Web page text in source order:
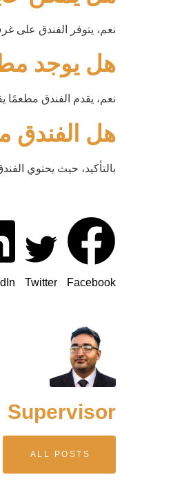
نعم، يتوفر الفندق على
هل يوجد
نعم، يقدم الفندق مطعمًا
هل الفندق
بالتأكيد، حيث يحتوي
Facebook
Twitter
Supervisor
ALL POSTS